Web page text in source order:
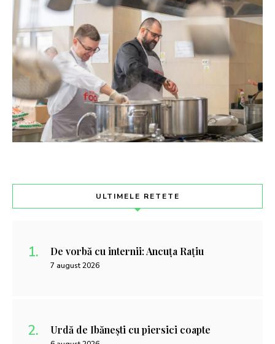
ULTIMELE RETETE
De vorbă cu internii: Ancuța Rațiu
7 august 2026
Urdă de Ibănești cu piersici coapte